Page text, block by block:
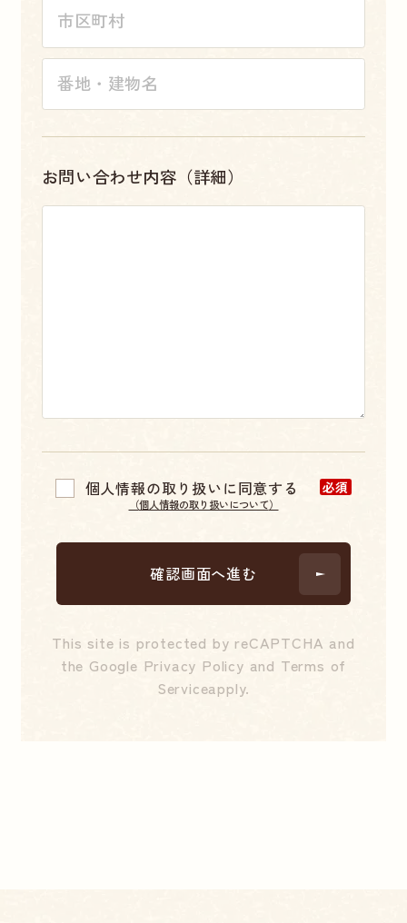
お問い合わせ内容（詳細）
個人情報の取り扱いに同意する 必須
（個人情報の取り扱いについて）
This site is protected by reCAPTCHA and
the Google Privacy Policy and Terms of
Serviceapply.